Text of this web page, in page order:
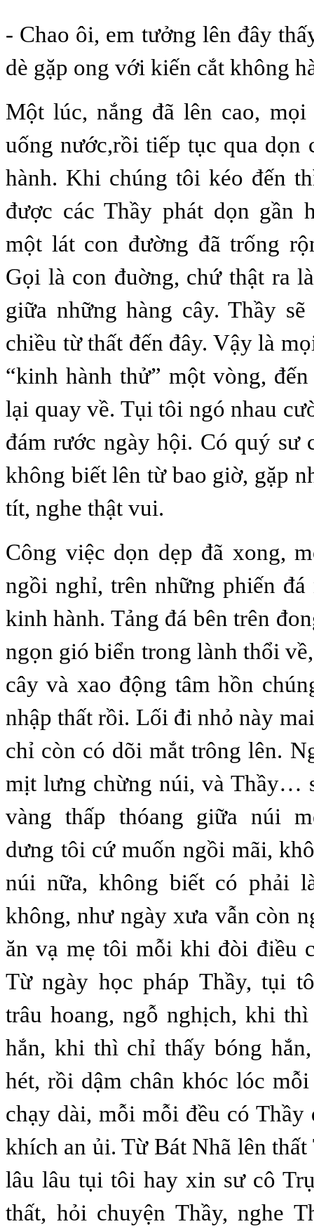
- Chao ôi, em tưởng lên đây
dè gặp ong với kiến cắt không
Một lúc, nắng đã lên cao,
uống nước,rồi tiếp tục qua dọn
hành. Khi chúng tôi kéo đến
được các Thầy phát dọn gần
một lát con đường đã trống
Gọi là con đuờng, chứ thật ra
giữa những hàng cây. Thầy
chiều từ thất đến đây. Vậy là
“kinh hành thử” một vòng,
lại quay về. Tụi tôi ngó nhau
đám rước ngày hội. Có quý sư
không biết lên từ bao giờ, gặp
tít, nghe thật vui.
Công việc dọn dẹp đã xong,
ngồi nghỉ, trên những phiến đá
kinh hành. Tảng đá bên trên
ngọn gió biển trong lành thổi
cây và xao động tâm hồn
nhập thất rồi. Lối đi nhỏ này
chỉ còn có dõi mắt trông lên.
mịt lưng chừng núi, và Thầy…
vàng thấp thóang giữa núi
dưng tôi cứ muốn ngồi mãi,
núi nữa, không biết có phải
không, như ngày xưa vẫn còn
ăn vạ mẹ tôi mỗi khi đòi điều
Từ ngày học pháp Thầy, tụi
trâu hoang, ngỗ nghịch, khi
hắn, khi thì chỉ thấy bóng
hét, rồi dậm chân khóc lóc
chạy dài, mỗi mỗi đều có Thầy
khích an ủi. Từ Bát Nhã lên thất
lâu lâu tụi tôi hay xin sư cô
thất, hỏi chuyện Thầy, nghe